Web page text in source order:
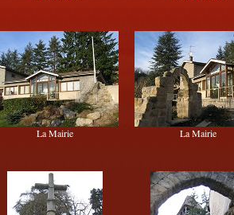
La Mairie
La Mairie